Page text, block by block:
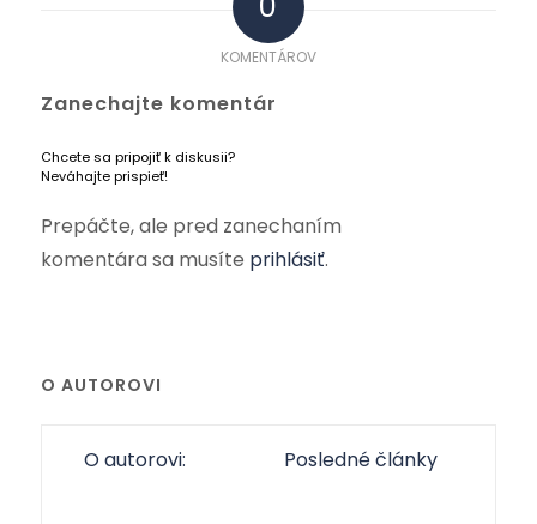
KOMENTÁROV
Zanechajte komentár
Chcete sa pripojiť k diskusii?
Neváhajte prispieť!
Prepáčte, ale pred zanechaním
komentára sa musíte prihlásiť.
O AUTOROVI
O autorovi: Posledné články